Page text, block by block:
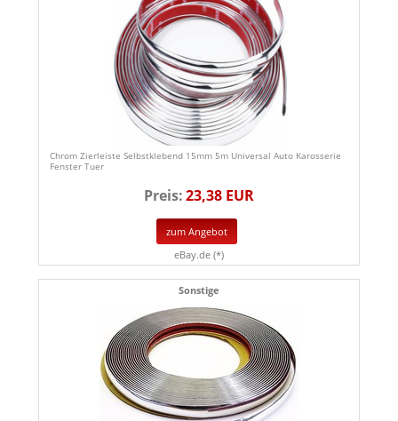
Chrom Zierleiste Selbstklebend 15mm 5m Universal Auto Karosserie
Fenster Tuer
Preis:23,38 EUR
zum Angebot
eBay.de (*)
Sonstige